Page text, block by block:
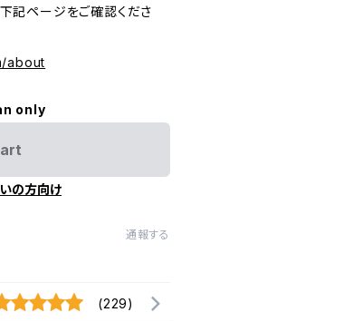
記ページをご確認くださ
about
only
の方向け
通報する
(229)